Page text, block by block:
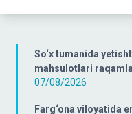
So‘x tumanida
mahsulotlari
07/08/2026
Farg‘ona viloyatida